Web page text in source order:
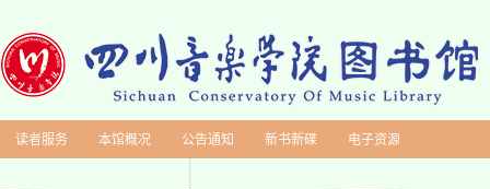
读者服务 本馆概况 公告通知 新书新碟 电子资源